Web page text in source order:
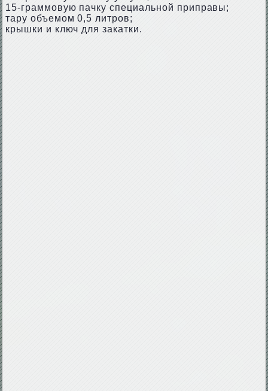
15-граммовую пачку специальной приправы;
тару объемом 0,5 литров;
крышки и ключ для закатки.